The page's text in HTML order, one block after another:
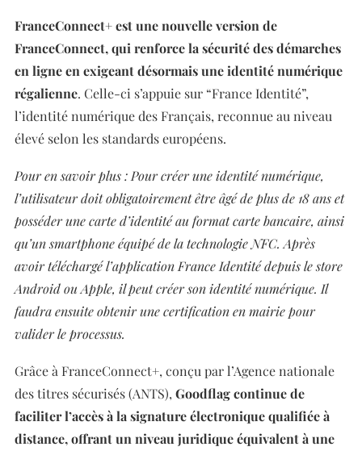
FranceConnect+ est une nouvelle version de
FranceConnect, qui renforce la sécurité des démarches
en ligne en exigeant désormais une identité numérique
régalienne. Celle-ci s’appuie sur “France Identité”,
l’identité numérique des Français, reconnue au niveau
élevé selon les standards européens.
Pour en savoir plus : Pour créer une identité numérique,
l’utilisateur doit obligatoirement être âgé de plus de 18 ans et
posséder une carte d’identité au format carte bancaire, ainsi
qu’un smartphone équipé de la technologie NFC. Après
avoir téléchargé l’application France Identité depuis le store
Android ou Apple, il peut créer son identité numérique. Il
faudra ensuite obtenir une certification en mairie pour
valider le processus.
Grâce à FranceConnect+, conçu par l’Agence nationale
des titres sécurisés (ANTS), Goodflag continue de
faciliter l’accès à la signature électronique qualifiée à
distance, offrant un niveau juridique équivalent à une